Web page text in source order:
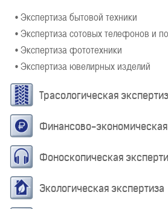
• Экспертиза бытовой техники
• Экспертиза сотовых телефонов и
• Экспертиза фототехники
• Экспертиза ювелирных изделий
Трасологическая
Финансово-экономическая
Фоноскопическая
Экологическая экспертиза